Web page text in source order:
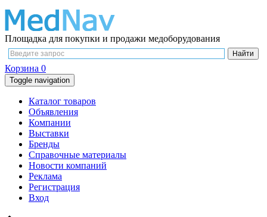
Площадка для покупки и продажи медоборудования
Корзина 0
Toggle navigation
Каталог товаров
Объявления
Компании
Выставки
Бренды
Справочные материалы
Новости компаний
Реклама
Регистрация
Вход